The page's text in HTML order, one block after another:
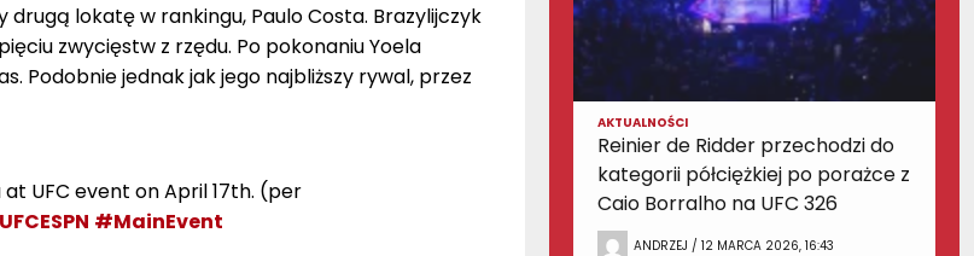
lokatę w rankingu, Paulo Costa. Brazylijczyk
zwycięstw z rzędu. Po pokonaniu Yoela
Podobnie jednak jak jego najbliższy rywal, przez
UFC event on April 17th. (per
#MainEvent
AKTUALNOŚCI
Reinier de Ridder przechodzi do
kategorii półciężkiej po porażce z
Caio Borralho na UFC 326
ANDRZEJ / 12 MARCA 2026, 16:43